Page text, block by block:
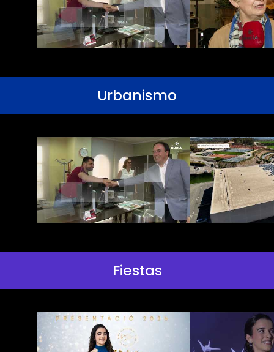
Urbanismo
Fiestas